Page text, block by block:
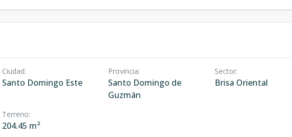
Ciudad:
Santo Domingo Este
Provincia:
Santo Domingo de
Guzmán
Sector:
Brisa Oriental
Terreno:
204.45 m²